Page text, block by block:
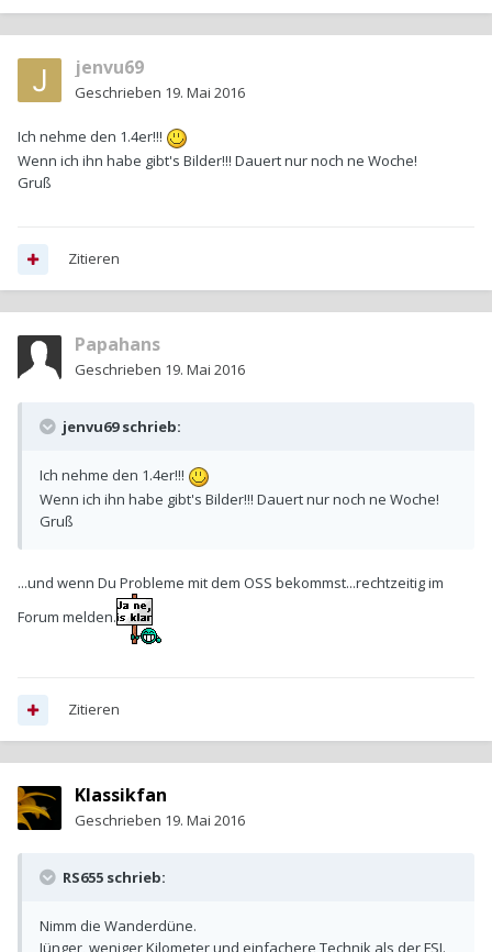
jenvu69
Geschrieben 19. Mai 2016
Ich nehme den 1.4er!!!
Wenn ich ihn habe gibt's Bilder!!! Dauert nur noch ne Woche!
Gruß
Zitieren
Papahans
Geschrieben 19. Mai 2016
jenvu69 schrieb:
Ich nehme den 1.4er!!!
Wenn ich ihn habe gibt's Bilder!!! Dauert nur noch ne Woche!
Gruß
...und wenn Du Probleme mit dem OSS bekommst...rechtzeitig im
Forum melden.
Zitieren
Klassikfan
Geschrieben 19. Mai 2016
RS655 schrieb:
Nimm die Wanderdüne.
Jünger, weniger Kilometer und einfachere Technik als der FSI.